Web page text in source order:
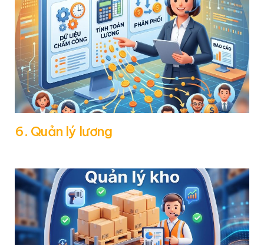
6. Quản lý lương